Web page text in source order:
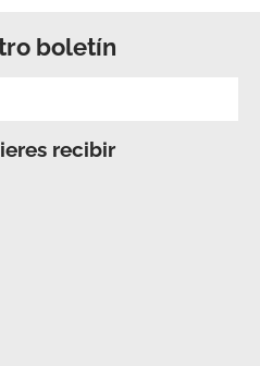
boletín
recibir